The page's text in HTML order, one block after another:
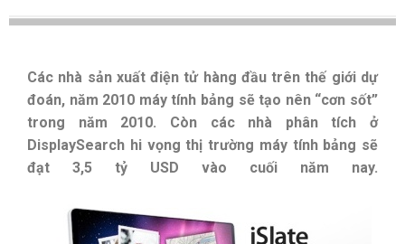
Các nhà sản xuất điện tử hàng đầu trên thế giới dự
đoán, năm 2010 máy tính bảng sẽ tạo nên “cơn sốt”
trong năm 2010. Còn các nhà phân tích ở
DisplaySearch hi vọng thị trường máy tính bảng sẽ
đạt 3,5 tỷ USD vào cuối năm nay.